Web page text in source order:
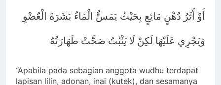
أَوْ أَثَرُ دُهْنٍ مَائِعٍ بِحَيْثُ يَمَسُّ الْمَاءُ بَشَرَةَ الْعُضْوِ
وَيَجْرِي عَلَيْهَا لَكِنْ لَا يَثْبُتُ صَحَّتْ طَهَارَتُهُ
“Apabila pada sebagian anggota wudhu terdapat
lapisan lilin, adonan, inai (kutek), dan sesamanya